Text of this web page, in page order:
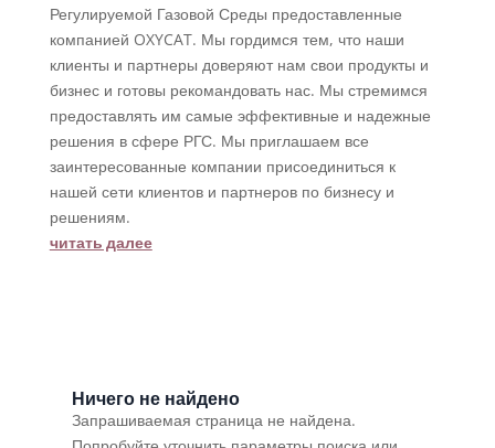
Регулируемой Газовой Среды предоставленные
компанией OXYCAT. Мы гордимся тем, что наши
клиенты и партнеры доверяют нам свои продукты и
бизнес и готовы рекомандовать нас. Мы стремимся
предоставлять им самые эффективные и надежные
решения в сфере РГС. Мы приглашаем все
заинтересованные компании присоединиться к
нашей сети клиентов и партнеров по бизнесу и
решениям.
читать далее
Ничего не найдено
Запрашиваемая страница не найдена.